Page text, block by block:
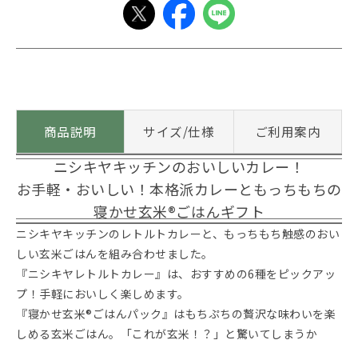
商品説明 サイズ/仕様 ご利用案内
ニシキヤキッチンのおいしいカレー！
お手軽・おいしい！本格派カレーともっちもちの
寝かせ玄米®ごはんギフト
ニシキヤキッチンのレトルトカレーと、もっちもち触感のおい
しい玄米ごはんを組み合わせました。
『ニシキヤレトルトカレー』は、おすすめの6種をピックアッ
プ！手軽においしく楽しめます。
『寝かせ玄米®ごはんパック』はもちぷちの贅沢な味わいを楽
しめる玄米ごはん。「これが玄米！？」と驚いてしまうか